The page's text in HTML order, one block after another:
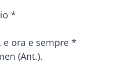
*
e ora e sempre *
(Ant.).